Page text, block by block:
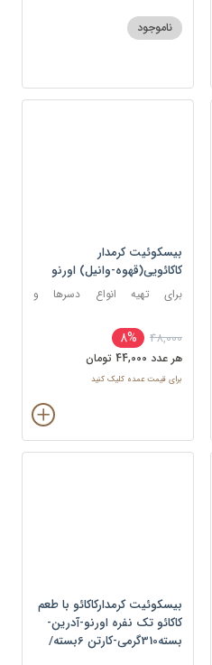
ناموجود
بیسکوئیت کرمدار
کاکائویی(قهوه-وانیل) اورنو
برای تهیه انواع دسرها و
شیک، موس و اسموتی
48,000
8%
هر عدد 44,000 تومان
برای قیمت عمده کلیک کنید
بیسکوئیت کرمدارکاکائو با طعم
کاکائو تک نفره اورنو-آدرین-
بسته310گرمی-کارتن 6بسته/